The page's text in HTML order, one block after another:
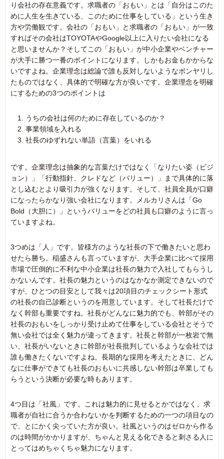
り会社の存在意義です。求職者の「おもい」とは「自分はこのた
めに人生を生きている、このために仕事をしている」という生き
方や労働観です。会社の「おもい」と求職者の「おもい」が一致
すればその会社はTOYOTAやGoogle以上に入りたい会社になる
と思いませんか？そしてこの「おもい」が中小企業やベンチャー
が大手に勝つ一番のポイントになります。しかもお金もかからな
いですよね。企業理念は総論で誰も反対しないようなボンヤリし
たものではなく、具体的で明確な方が良いです。企業理念を明確
にするための3つのポイントは
うちの会社は何のために存在しているのか？
事業領域を入れる
社長のゆずれない単語（言葉）をいれる
です。企業理念は抽象的な言葉だけではなく「なりたい姿（ビジ
ョン）」「行動指針、クレドなど（バリュー）」まで具体的に落
とし込むとより吸引力が強くなります。そして、社員全員が口癖
になったらかなり強い会社になります。メルカリさんは「Go
Bold（大胆に）」というバリューをどの社員も口癖のように言っ
ていますよね。
3つめは「人」です。皆様方のような社長の下で働きたいと思わ
せたら勝ち。稲盛さんも言っていますが、大手企業に比べて採用
市場で圧倒的に不利な中小企業は社長の魅力で入社してもらうし
かないんです。社長の魅力というのはなかなか測定できないので
すが、ひとつの目安として我々は20項目のチェックシート形式
の社長の自己診断というのを用意しています。そして社長だけで
なく幹部も重要ですね。社長がどんなに魅力的でも、幹部がその
社長のおもいをしっかり受け止めて仕事をしている会社とそうで
無い会社では全く魅力が違ってきます。社長と幹部が一枚岩で無
い、社長がいないときに幹部が社長批判しているような会社では
誰も働きたくないですよね。長期的な採用を考えたときに、どん
なに仕事ができても社長のおもいに共感しない幹部は卒業しても
らうという決断が必要な時もあります。
4つ目は「社風」です。これは魅力的に見せるとかではなく、求
職者が自社に合うか合わないかを判断するための一つの項目なの
で、とにかく尖っていた方が良い。社風というのはゼロから作る
のは時間がかかりますが、ちゃんと見える化できると刺さる人に
とってはめちゃくちゃ魅力になります。